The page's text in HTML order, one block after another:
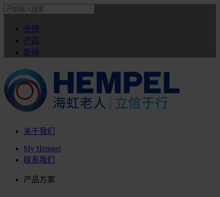
全部
产品
新闻
关于我们
My Hempel
联系我们
产品方案